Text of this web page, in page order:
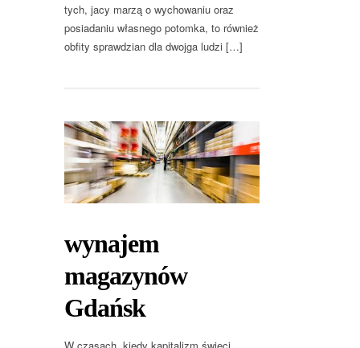
tych, jacy marzą o wychowaniu oraz
posiadaniu własnego potomka, to również
obfity sprawdzian dla dwojga ludzi […]
wynajem
magazynów
Gdańsk
W czasach, kiedy kapitalizm świeci